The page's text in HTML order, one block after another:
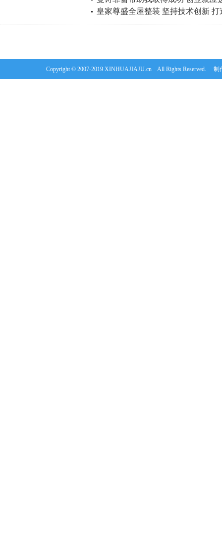
皇家尊盛全屋整装 坚持技术创新
Copyright © 2007-2019 XINHUAJIAJU.cn All Rights Reserved.